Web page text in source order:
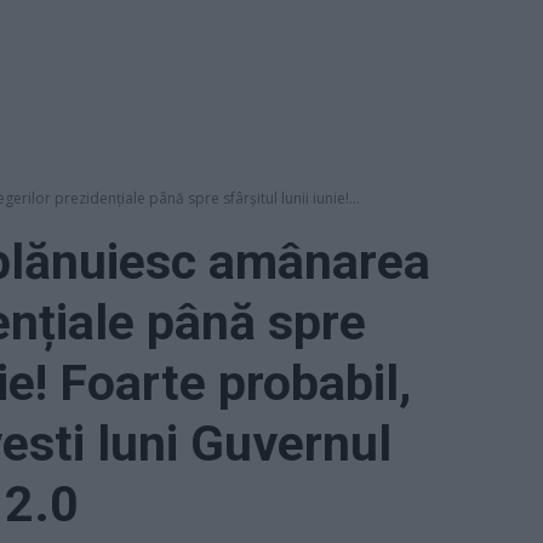
prezidențiale până spre sfârșitul lunii iunie!...
amânarea
până spre
Foarte probabil,
luni Guvernul